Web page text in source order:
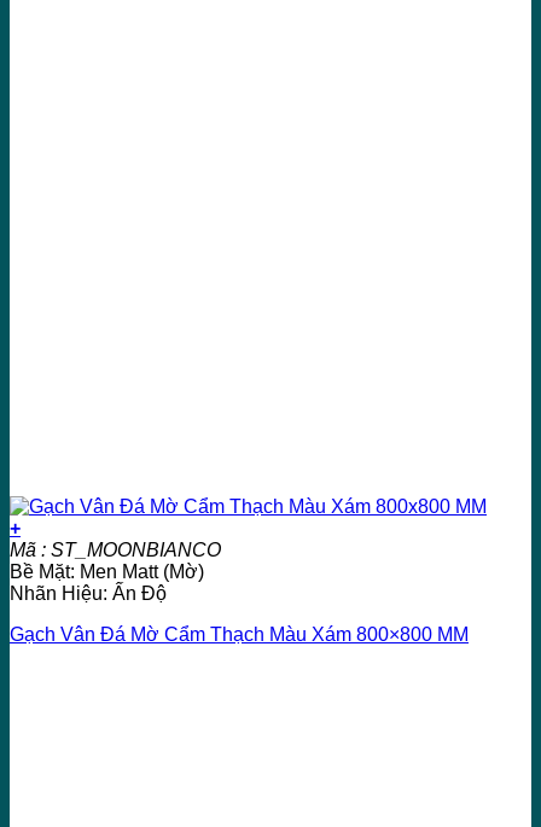
+
Mã : ST_MOONBIANCO
Bề Mặt: Men Matt (Mờ)
Nhãn Hiệu: Ấn Độ
Gạch Vân Đá Mờ Cẩm Thạch Màu Xám 800×800 MM